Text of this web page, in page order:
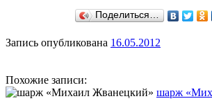
Поделиться…
Запись опубликована 16.05.2012
Похожие записи:
шарж